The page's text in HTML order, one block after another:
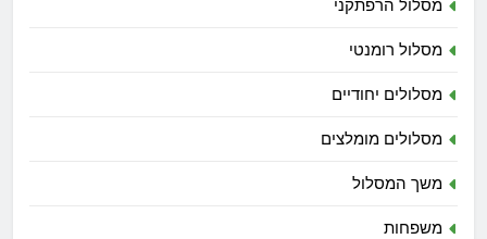
מסלול הרפתקני
מסלול רומנטי
מסלולים יחודיים
מסלולים מומלצים
משך המסלול
משפחות